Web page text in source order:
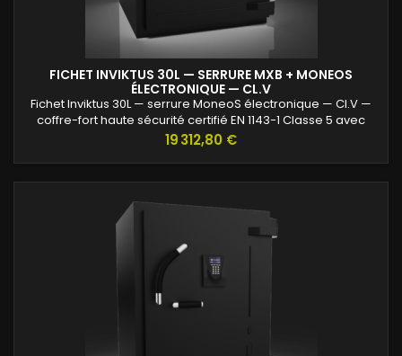
FICHET INVIKTUS 30L — SERRURE MXB + MONEOS
ÉLECTRONIQUE — CL.V
Fichet Inviktus 30L — serrure MoneoS électronique — Cl.V —
coffre-fort haute sécurité certifié EN 1143-1 Classe 5 avec
protection renforcée contre l’effraction et valeurs assurables
Prix
19 312,80 €